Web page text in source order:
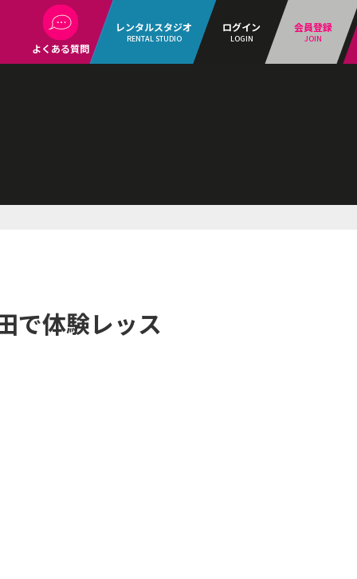
よくある質問
レンタルスタジオ
RENTAL STUDIO
ログイン
LOGIN
会員登録
JOIN
で体験レッス